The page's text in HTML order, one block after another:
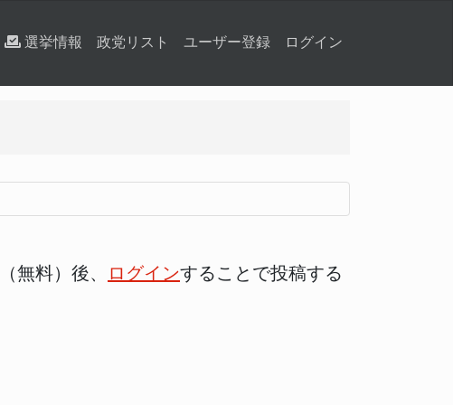
選挙情報 政党リスト ユーザー登録 ログイン
（無料）後、 ログインすることで投稿する